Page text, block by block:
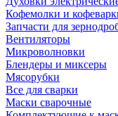
Кофемолки и
Запчасти для
Вентиляторы
Микроволновки
Блендеры и миксеры
Мясорубки
Все для сварки
Маски сварочные